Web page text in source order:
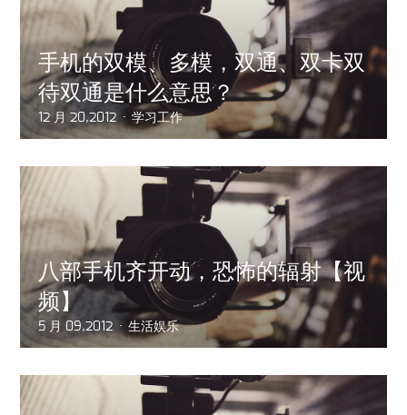
手机的双模、多模，双通、双卡双
待双通是什么意思？
12 月 20,2012 学习工作
八部手机齐开动，恐怖的辐射【视
频】
5 月 09,2012 生活娱乐